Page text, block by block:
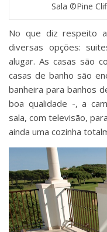
Sala ©Pine
No que diz respeito
diversas opções:
alugar. As casas são
casas de banho são
banheira para banhos
boa qualidade -, a
sala, com televisão,
ainda uma cozinha